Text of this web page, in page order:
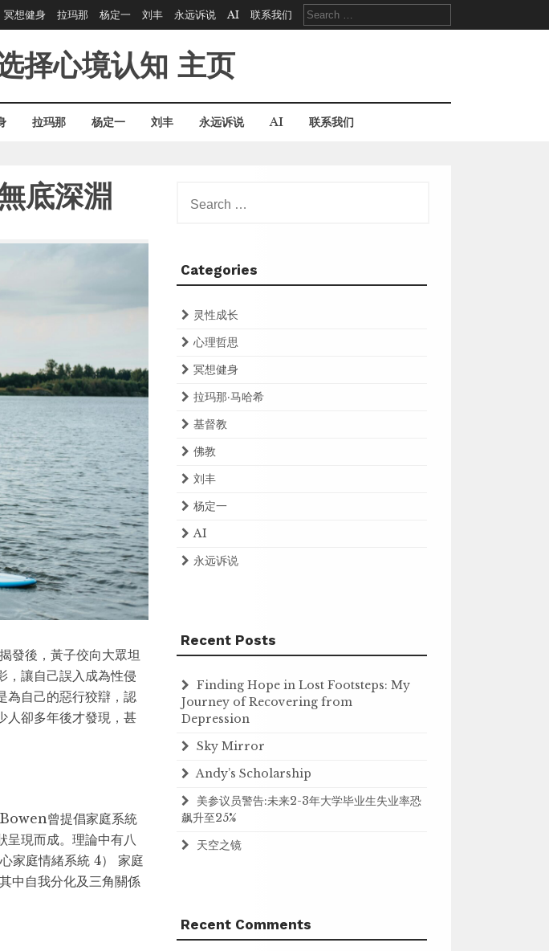
冥想健身 拉玛那 杨定一 刘丰 永远诉说 AI 联系我们
Search
for:
择心境认知 主页
拉玛那 杨定一 刘丰 永远诉说 AI 联系我们
底深淵
發後，黃子佼向大眾坦
，讓自己誤入成為性侵
為自己的惡行狡辯，認
人卻多年後才發現，甚
曾提倡家庭系統
呈現而成。理論中有八
家庭情緒系統 4） 家庭
中自我分化及三角關係
for:
Categories
灵性成长
心理哲思
冥想健身
拉玛那·马哈希
基督教
佛教
刘丰
杨定一
AI
永远诉说
Recent Posts
Finding Hope in Lost Footsteps: My
Journey of Recovering from
Depression
Sky Mirror
Andy’s Scholarship
美参议员警告:未来2-3年大学毕业生失业率恐
飙升至25%
天空之镜
Recent Comments